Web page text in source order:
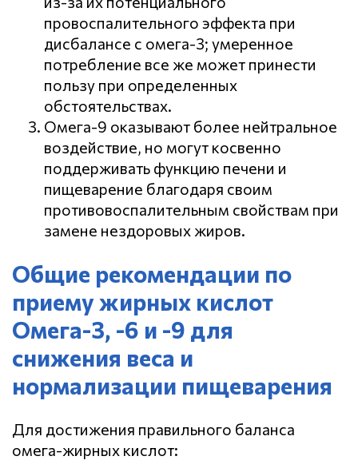
провоспалительного эффекта при
дисбалансе с омега-3; умеренное
потребление все же может принести
пользу при определенных
обстоятельствах.
Омега-9 оказывают более нейтральное
воздействие, но могут косвенно
поддерживать функцию печени и
пищеварение благодаря своим
противовоспалительным свойствам при
замене нездоровых жиров.
Общие рекомендации по
приему жирных кислот
Омега-3, -6 и -9 для
снижения веса и
нормализации пищеварения
Для достижения правильного баланса
омега-жирных кислот: